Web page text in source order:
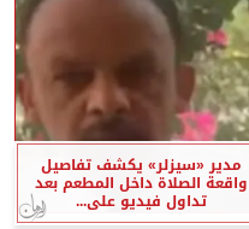
مدير «سيزلر» يكشف تفاصيل
واقعة الصلاة داخل المطعم بعد
تداول فيديو على...